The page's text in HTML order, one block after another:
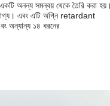
অনন্য সমন্বয় থেকে তৈরি করা
এবং এটি অগ্নি retardant
অন্যান্য ১৪ ধরনের